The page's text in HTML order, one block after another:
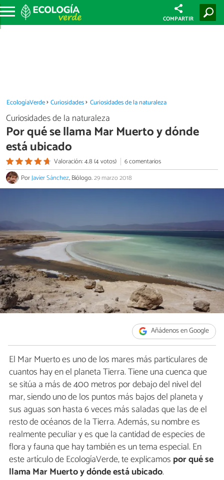
COMPARTIR
EcologíaVerde Curiosidades Curiosidades de la naturaleza
Curiosidades de la naturaleza
Por qué se llama Mar Muerto y dónde
está ubicado
Valoración: 4.8 (4 votos)
6 comentarios
PorJavier Sánchez, Biólogo.29 marzo 2018
Añádenos en Google
El Mar Muerto es uno de los mares más particulares de
cuantos hay en el planeta Tierra. Tiene una cuenca que
se sitúa a más de 400 metros por debajo del nivel del
mar, siendo uno de los puntos más bajos del planeta y
sus aguas son hasta 6 veces más saladas que las de el
resto de océanos de la Tierra. Además, su nombre es
realmente peculiar y es que la cantidad de especies de
flora y fauna que hay también es un tema especial. En
este artículo de EcologíaVerde, te explicamos por qué se
llama Mar Muerto y dónde está ubicado.